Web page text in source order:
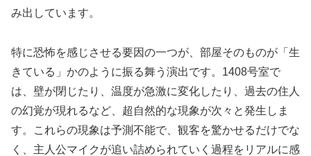
み出しています。
特に恐怖を感じさせる要因の一つが、部屋そのものが「生
きている」かのように振る舞う演出です。1408号室で
は、壁が閉じたり、温度が急激に変化したり、過去の住人
の幻覚が現れるなど、超自然的な現象が次々と発生しま
す。これらの現象は予測不能で、観客を驚かせるだけでな
く、主人公マイクが追い詰められていく過程をリアルに感